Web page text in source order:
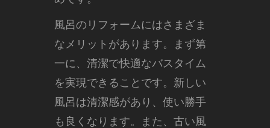
風呂のリフォームにはさまざま
なメリットがあります。まず第
一に、清潔で快適なバスタイム
を実現できることです。新しい
風呂は清潔感があり、使い勝手
も良くなります。また、古い風